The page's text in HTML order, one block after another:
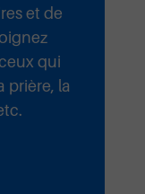
et de
qui
prière, la